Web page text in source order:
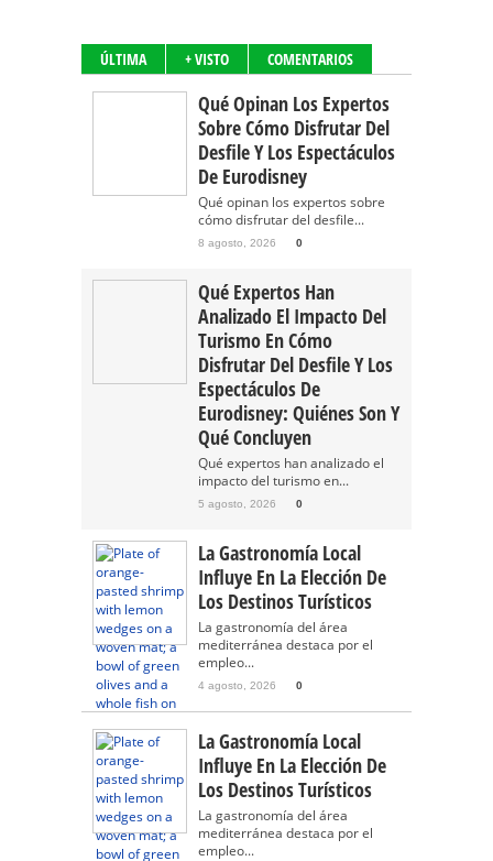
ÚLTIMA + VISTO COMENTARIOS
Qué Opinan Los Expertos
Sobre Cómo Disfrutar Del
Desfile Y Los Espectáculos
De Eurodisney
Qué opinan los expertos sobre
cómo disfrutar del desfile...
8 agosto, 2026 0
Qué Expertos Han
Analizado El Impacto Del
Turismo En Cómo
Disfrutar Del Desfile Y Los
Espectáculos De
Eurodisney: Quiénes Son Y
Qué Concluyen
Qué expertos han analizado el
impacto del turismo en...
5 agosto, 2026 0
La Gastronomía Local
Influye En La Elección De
Los Destinos Turísticos
La gastronomía del área
mediterránea destaca por el
empleo...
4 agosto, 2026 0
La Gastronomía Local
Influye En La Elección De
Los Destinos Turísticos
La gastronomía del área
mediterránea destaca por el
empleo...